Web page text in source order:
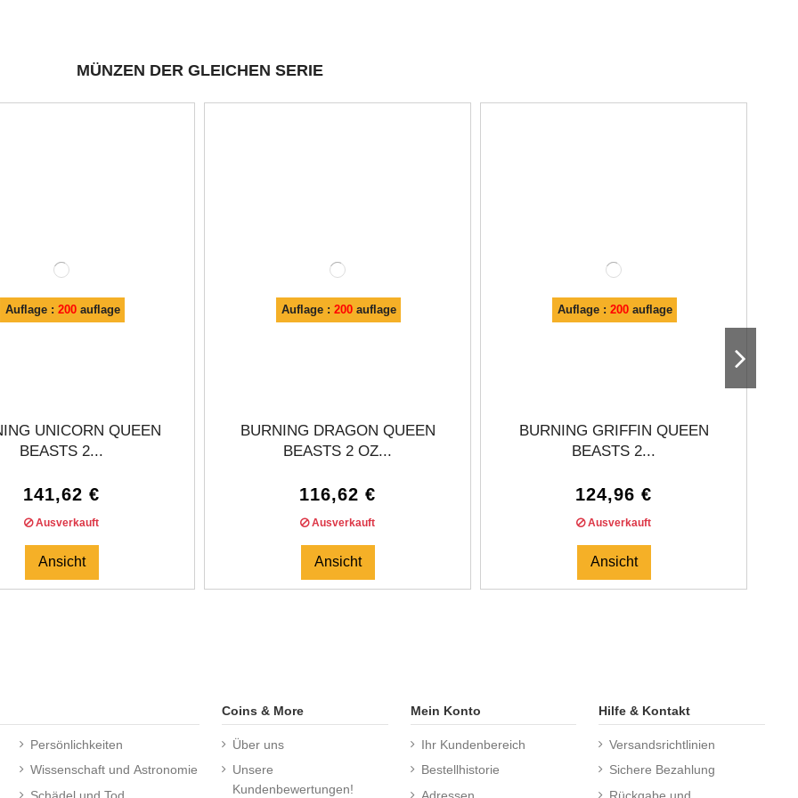
MÜNZEN DER GLEICHEN SERIE
Auflage : 200auflage
UNICORN QUEEN
BEASTS 2...
141,62 €
Ausverkauft
Ansicht
Auflage : 200auflage
BURNING DRAGON QUEEN
BEASTS 2 OZ...
116,62 €
Ausverkauft
Ansicht
Auflage : 200auflage
BURNING GRIFFIN QUEEN
BEASTS 2...
124,96 €
Ausverkauft
Ansicht
Persönlichkeiten
Wissenschaft und Astronomie
Schädel und Tod
Coins & More
Über uns
Unsere
Kundenbewertungen!
Mein Konto
Ihr Kundenbereich
Bestellhistorie
Adressen
Hilfe & Kontakt
Versandsrichtlinien
Sichere Bezahlung
Rückgabe und